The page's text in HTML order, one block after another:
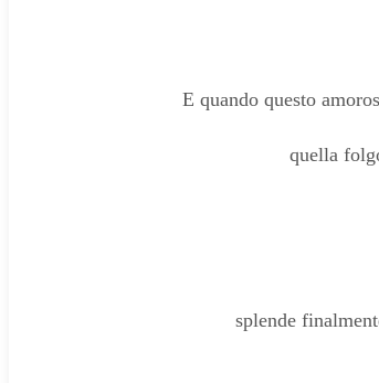
E quando questo
quella
splende